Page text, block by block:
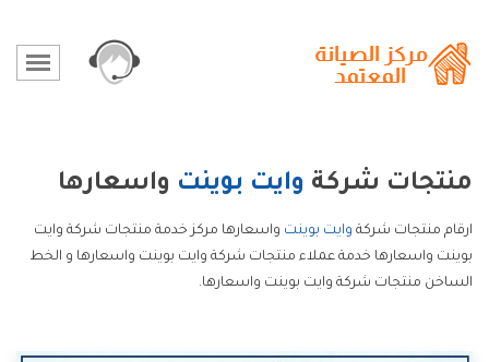
منتجات شركة وايت بوينت واسعارها
ارقام منتجات شركة وايت بوينت واسعارها مركز خدمة منتجات شركة وايت
بوينت واسعارها خدمة عملاء منتجات شركة وايت بوينت واسعارها و الخط
الساخن منتجات شركة وايت بوينت واسعارها.